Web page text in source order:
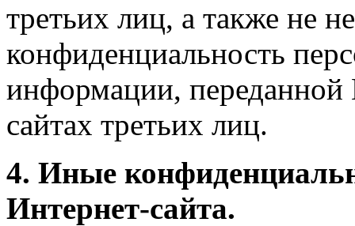
третьих лиц, а также не
конфиденциальность
информации, переданной
сайтах третьих лиц.
4. Иные
Интернет-сайта.